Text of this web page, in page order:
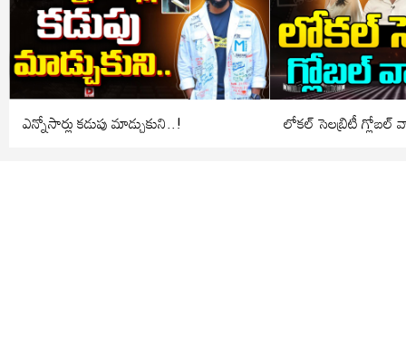
ఎన్నోసార్లు కడుపు మాడ్చుకుని..! లోకల్ సెలబ్రిటీ గ్లోబల్